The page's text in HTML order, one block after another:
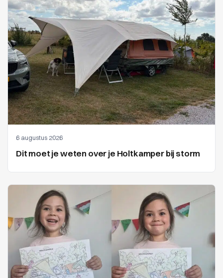
6 augustus 2026
Dit moet je weten over je Holtkamper bij storm